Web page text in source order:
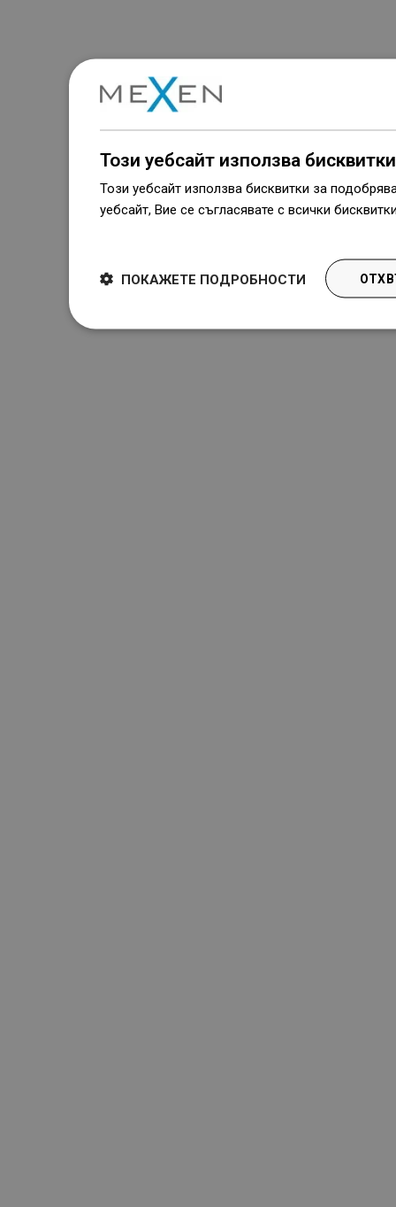
Този уебсайт използва бисквитки
Този уебсайт използва бисквитки за
уебсайт, Вие се съгласявате с всички
ПОКАЖЕТЕ ПОДРОБНОСТИ